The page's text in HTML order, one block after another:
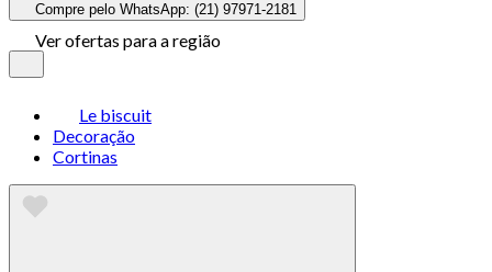
Compre pelo WhatsApp: (21) 97971-2181
Ver ofertas para a região
Le biscuit
Decoração
Cortinas